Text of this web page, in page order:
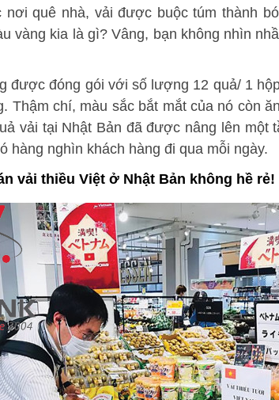
nơi quê nhà, vải được buộc túm thành
vàng kia là gì? Vâng, bạn không nhìn
được đóng gói với số lượng 12 quả/ 1
Thậm chí, màu sắc bắt mắt của nó còn
vải tại Nhật Bản đã được nâng lên một
hàng nghìn khách hàng đi qua mỗi ngày.
vải thiều Việt ở Nhật Bản không hề rẻ!